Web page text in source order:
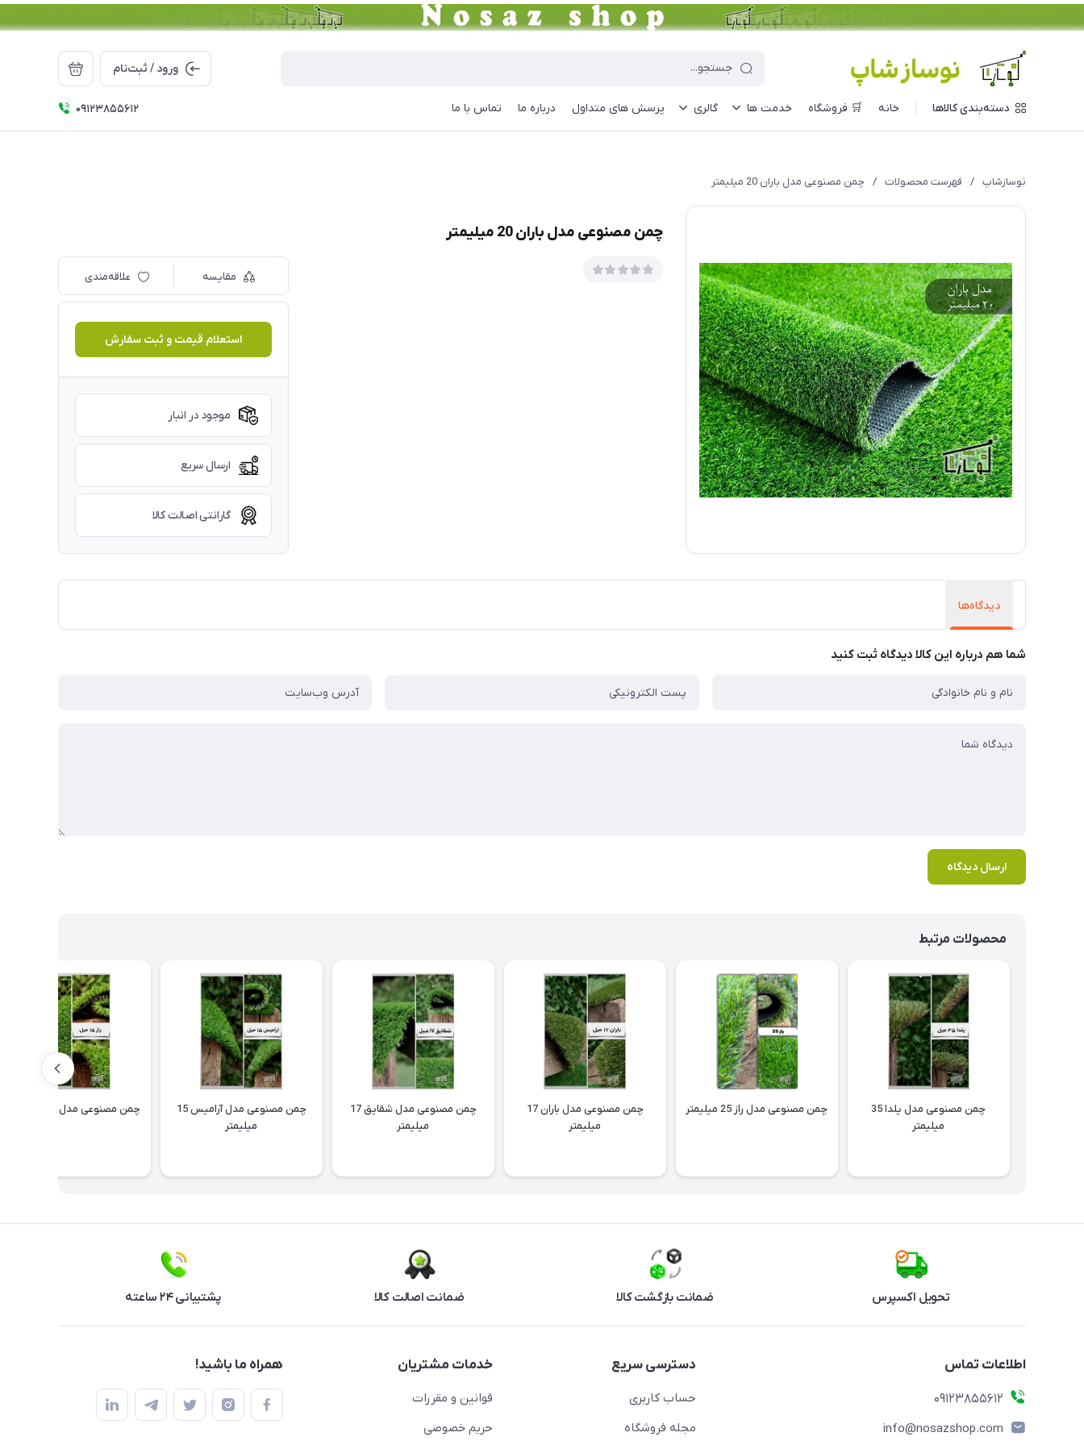
ورود / ثبت‌نام
دسته‌بندی کالاها خانه 🛒 فروشگاه خدمت ها گالری پرسش های متداول درباره ما تماس با ما 09123855612
نوسازشاپ / فهرست محصولات / چمن مصنوعی مدل باران 20 میلیمتر
چمن مصنوعی مدل باران 20 میلیمتر
مقایسه علاقه‌مندی
استعلام قیمت و ثبت سفارش
موجود در انبار
ارسال سریع
گارانتی اصالت کالا
دیدگاه‌ها
شما هم درباره این کالا دیدگاه ثبت کنید
ارسال دیدگاه
محصولات مرتبط
چمن مصنوعی مدل یلدا 35
میلیمتر
چمن مصنوعی مدل راز 25 میلیمتر
چمن مصنوعی مدل باران 17
میلیمتر
چمن مصنوعی مدل شقایق 17
میلیمتر
چمن مصنوعی مدل آرامیس 15
میلیمتر
چمن مصنوعی مدل راز 15 میلیمتر
تحویل اکسپرس ضمانت بازگشت کالا ضمانت اصالت کالا پشتیبانی ۲۴ ساعته
اطلاعات تماس
09123855612
info@nosazshop.com
دسترسی سریع
حساب کاربری
مجله فروشگاه
خدمات مشتریان
قوانین و مقررات
حریم خصوصی
همراه ما باشید!